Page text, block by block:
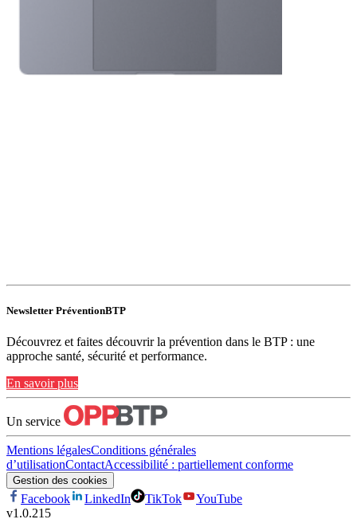
Newsletter PréventionBTP
Découvrez et faites découvrir la prévention dans le BTP : une
approche santé, sécurité et performance.
En savoir plus
Un service
Mentions légalesConditions générales
d’utilisationContactAccessibilité : partiellement conforme
Gestion des cookies
Facebook LinkedIn TikTok
YouTube
v1.0.215